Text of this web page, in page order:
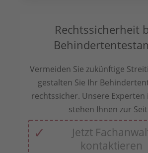
Rechtssicherheit
Vermeiden Sie zukünftige
gestalten Sie Ihr
rechtssicher. Unsere
stehen Ihnen zur
Jetzt
kontaktieren